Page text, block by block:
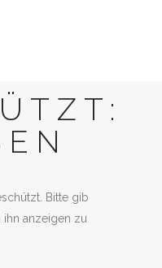
Bitte gib
ihn anzeigen zu